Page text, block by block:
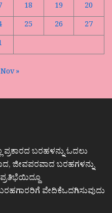
18 19
20
25 26
27
Nov »
ಬರಹಳನ್ನು ಓದಲು
ಜೀವಪರವಾದ ಬರಹಗಳನ್ನು
ಪ್ರತಿಭೆಯಿದ್ದೂ
ವೇದಿಕೆಒದಗಿಸುವುದು